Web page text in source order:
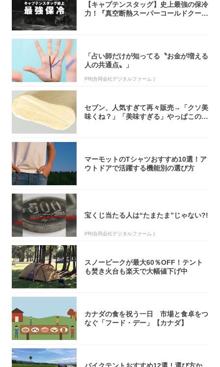
【キャプテンスタッグ】史上最強の保冷
力！『真空断熱スーパーコールドクーラ
「占い師だけが知ってる〝お金が増える
人の共通点〟」
PR(合同会社デジタルファーム )
セブン、人気すぎて再々販売→「クソ美
味くね？」「美味すぎる」やっぱこのク
マーモットのTシャツおすすめ10選！ア
ウトドアで活躍する機能別の選び方
宝くじ当たる人は“たまたま”じゃない?!
PR(合同会社デジタルファーム )
スノーピークが最大60％OFF！テント
も焚き火台も楽天で大幅値下げ中
カナダの食を祝う一日 市場と食卓をつ
なぐ「フード・デー」【カナダ】